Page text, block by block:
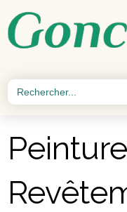
Search
for: